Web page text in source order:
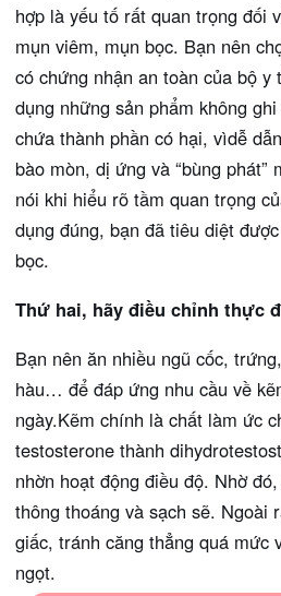
hợp là yếu tố rất quan trọng đối
mụn viêm, mụn bọc. Bạn nên
có chứng nhận an toàn của bộ y
dụng những sản phẩm không
chứa thành phần có hại, vìdễ
bào mòn, dị ứng và “bùng
nói khi hiểu rõ tầm quan trọng
dụng đúng, bạn đã tiêu diệt
bọc.
Thứ hai, hãy điều chỉnh thực
Bạn nên ăn nhiều ngũ cốc,
hàu… để đáp ứng nhu cầu về
ngày.Kẽm chính là chất làm ức
testosterone thành
nhờn hoạt động điều độ. Nhờ
thông thoáng và sạch sẽ. Ngoài
giấc, tránh căng thẳng quá mức
ngọt.